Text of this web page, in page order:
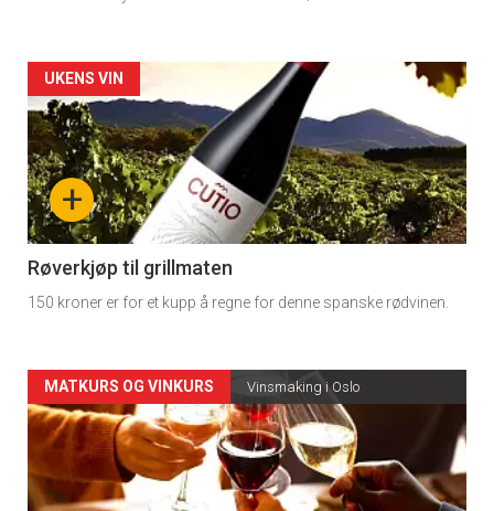
Forsiden
akkurat
nå
-
4
+
UKENS VIN
Røverkjøp til grillmaten
150 kroner er for et kupp å regne for denne spanske rødvinen.
Forsiden
akkurat
nå
MATKURS OG VINKURS Vinsmaking i Oslo